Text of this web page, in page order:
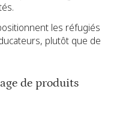
les réfugiés
plutôt que de
de produits